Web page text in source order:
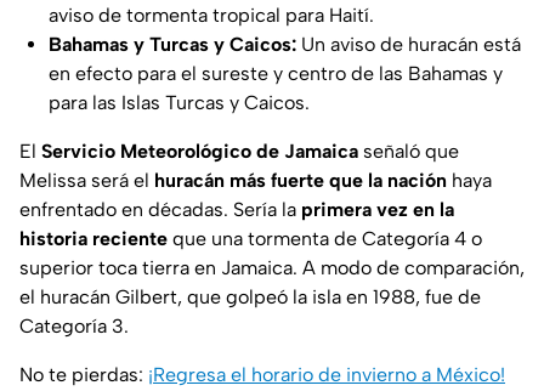
aviso de tormenta tropical para Haití.
Bahamas y Turcas y Caicos: Un aviso de huracán está
en efecto para el sureste y centro de las Bahamas y
para las Islas Turcas y Caicos.
El Servicio Meteorológico de Jamaica señaló que
Melissa será el huracán más fuerte que la nación haya
enfrentado en décadas. Sería la primera vez en la
historia reciente que una tormenta de Categoría 4 o
superior toca tierra en Jamaica. A modo de comparación,
el huracán Gilbert, que golpeó la isla en 1988, fue de
Categoría 3.
No te pierdas: ¡Regresa el horario de invierno a México!